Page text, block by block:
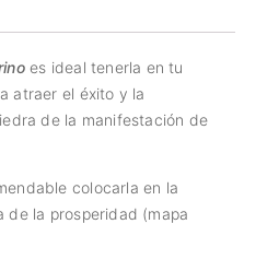
es ideal tenerla en tu
atraer el éxito y la
de la manifestación de
colocarla en la
de la prosperidad (mapa